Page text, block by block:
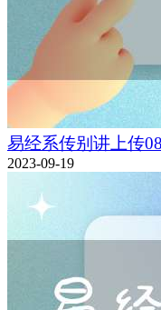
易经系传别讲上传
2023-09-19